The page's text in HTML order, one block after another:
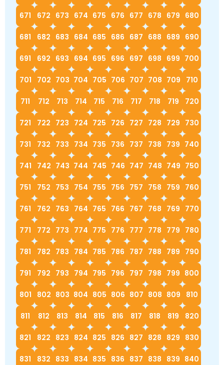
671 672 673 674 675 676 677 678 679 680
681 682 683 684 685 686 687 688 689 690
691 692 693 694 695 696 697 698 699 700
701 702 703 704 705 706 707 708 709 710
711 712 713 714 715 716 717 718 719 720
721 722 723 724 725 726 727 728 729 730
731 732 733 734 735 736 737 738 739 740
741 742 743 744 745 746 747 748 749 750
751 752 753 754 755 756 757 758 759 760
761 762 763 764 765 766 767 768 769 770
771 772 773 774 775 776 777 778 779 780
781 782 783 784 785 786 787 788 789 790
791 792 793 794 795 796 797 798 799 800
801 802 803 804 805 806 807 808 809 810
811 812 813 814 815 816 817 818 819 820
821 822 823 824 825 826 827 828 829 830
831 832 833 834 835 836 837 838 839 840